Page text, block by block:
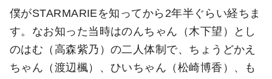
僕がSTARMARIEを知ってから2年半ぐらい経ちま
す。なお知った当時はのんちゃん（木下望）とし
のはむ（高森紫乃）の二人体制で、ちょうどかえ
ちゃん（渡辺楓）、ひいちゃん（松崎博香）、も